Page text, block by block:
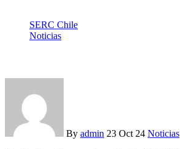
SERC Chile
Noticias
By admin 23 Oct 24 Noticias